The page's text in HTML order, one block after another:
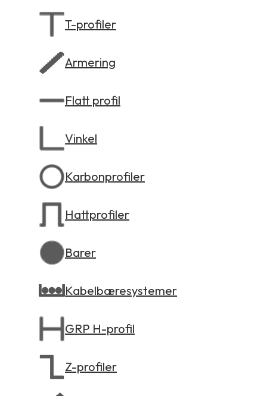
T-profiler
Armering
Flatt profil
Vinkel
Karbonprofiler
Hattprofiler
Barer
Kabelbæresystemer
GRP H-profil
Z-profiler